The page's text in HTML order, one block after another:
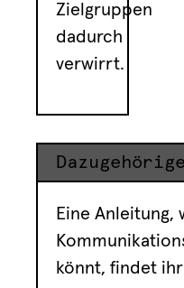
Zielgruppen
dadurch
verwirrt.
Eine Anleitung,
könnt, findet